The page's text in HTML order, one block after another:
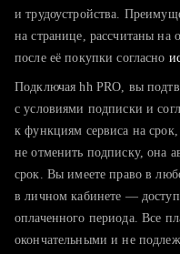
тратите много
хотите сравнить
и трудоустройства.
на странице, рассчитаны на
после её покупки согласно
Подключая hh PRO, вы
с условиями подписки и
к функциям сервиса на
не отменить подписку, она
срок. Вы имеете право в
в личном кабинете —
оплаченного периода. Все
окончательными и не